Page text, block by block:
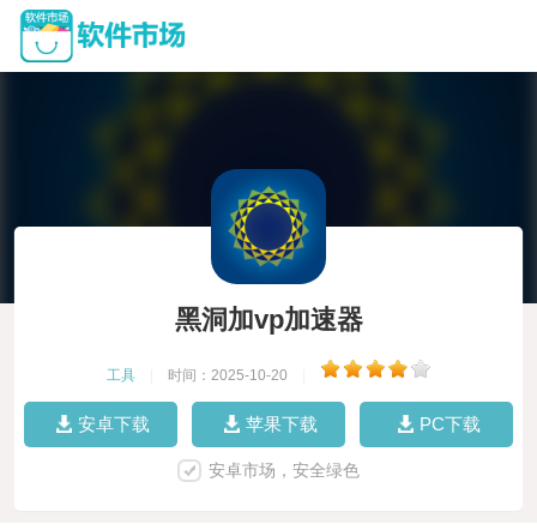
黑洞加vp加速器
工具 时间：2025-10-20
安卓下载 苹果下载 PC下载
安卓市场，安全绿色